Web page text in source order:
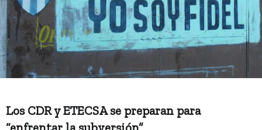
Los CDR y ETECSA se preparan para